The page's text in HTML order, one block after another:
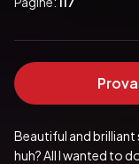
Beautiful and brilliant
huh? All I wanted to